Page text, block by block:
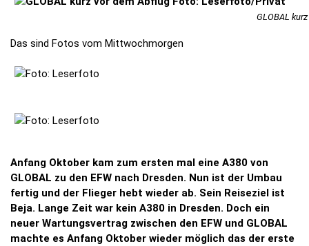
GLOBAL
Das sind Fotos vom Mittwochmorgen
Anfang Oktober kam zum ersten mal eine A380 von
GLOBAL zu den EFW nach Dresden. Nun ist der Umbau
fertig und der Flieger hebt wieder ab. Sein Reiseziel ist
Beja. Lange Zeit war kein A380 in Dresden. Doch ein
neuer Wartungsvertrag zwischen den EFW und GLOBAL
machte es Anfang Oktober wieder möglich das der erste